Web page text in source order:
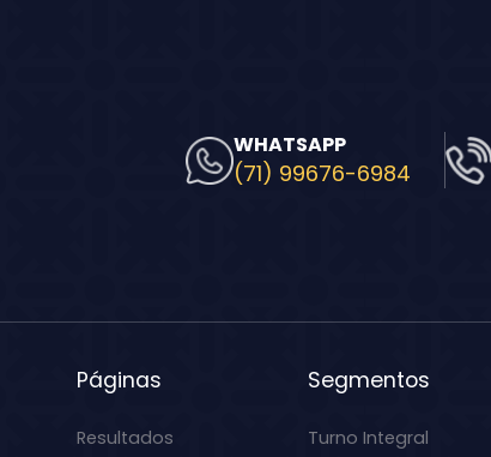
WHATSAPP
(71) 99676-6984
Páginas
Resultados
Segmentos
Turno Integral